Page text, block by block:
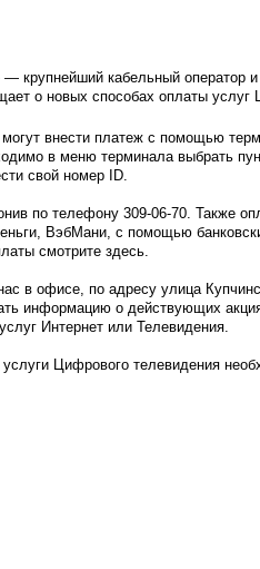
крупнейший кабельный оператор и
о новых способах оплаты услуг
внести платеж с помощью
в меню терминала выбрать
свой номер ID.
по телефону 309-06-70. Также
ВэбМани, с помощью
смотрите здесь.
в офисе, по адресу улица
информацию о действующих
Интернет или Телевидения.
Цифрового телевидения